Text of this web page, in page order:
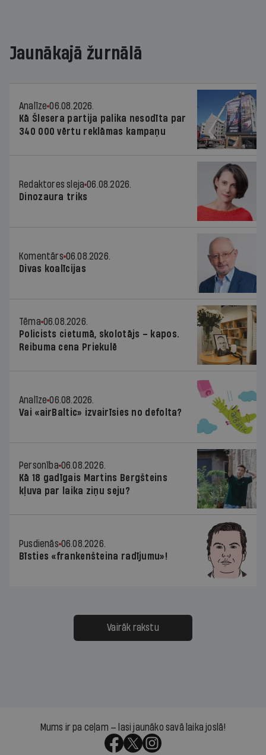
Jaunākajā žurnālā
Analīze 06.08.2026.
Kā Šlesera partija palika nesodīta par
340 000 vērtu reklāmas kampaņu
Redaktores sleja 06.08.2026.
Dinozaura triks
Komentārs 06.08.2026.
Divas koalīcijas
Tēma 06.08.2026.
Policists cietumā, skolotājs – kapos.
Reibuma cena Priekulē
Analīze 06.08.2026.
Vai «airBaltic» izvairīsies no defolta?
Personība 06.08.2026.
Kā 18 gadīgais Martins Bergšteins
kļuva par laika ziņu seju?
Pusdienās 06.08.2026.
Bīsties «frankenšteina radījumu»!
Vairāk rakstu
Mums ir pa ceļam — lasi jaunāko savā laika joslā!